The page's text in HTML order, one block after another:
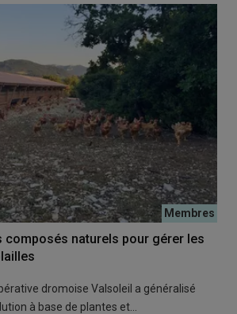
composés naturels pour gérer les
dromoise Valsoleil a généralisé
à base de plantes et…